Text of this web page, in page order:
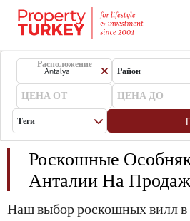
Расположение
Antalya Район
Теги
Роскошные
Анталии На
Наш выбор роскошных вилл в